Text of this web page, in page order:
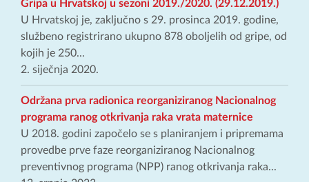
Gripa u Hrvatskoj u sezoni 2019./2020. (29.12.2019.)
U Hrvatskoj je, zaključno s 29. prosinca 2019. godine,
službeno registrirano ukupno 878 oboljelih od gripe, od
kojih je 250...
2. siječnja 2020.
Održana prva radionica reorganiziranog Nacionalnog
programa ranog otkrivanja raka vrata maternice
U 2018. godini započelo se s planiranjem i pripremama
provedbe prve faze reorganiziranog Nacionalnog
preventivnog programa (NPP) ranog otkrivanja raka...